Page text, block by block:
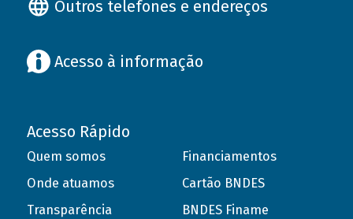
Outros telefones e endereços
Acesso à informação
Acesso Rápido
Quem somos
Onde atuamos
Transparência
Financiamentos
Cartão BNDES
BNDES Finame